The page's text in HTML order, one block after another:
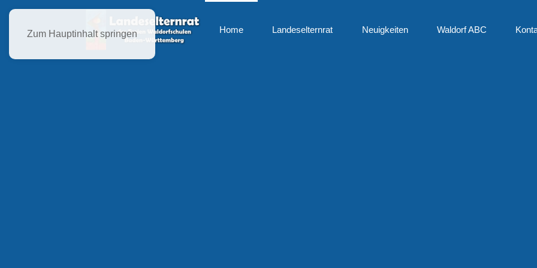
Zum Hauptinhalt springen Home Landeselternrat Neuigkeiten Waldorf ABC